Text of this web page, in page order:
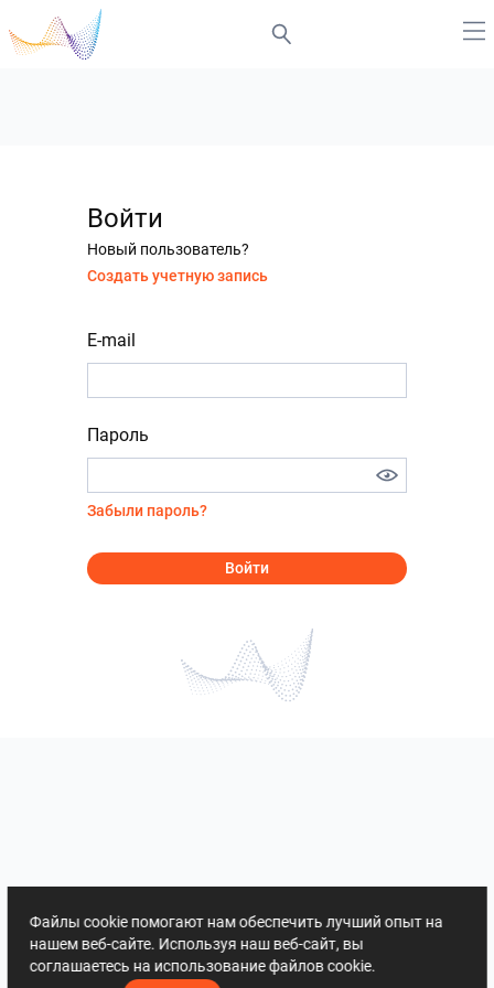
Войти
Новый пользователь?
Создать учетную запись
E-mail
Пароль
Забыли пароль?
Войти
Файлы cookie помогают нам обеспечить лучший опыт на
нашем веб-сайте. Используя наш веб-сайт, вы
соглашаетесь на использование файлов cookie.